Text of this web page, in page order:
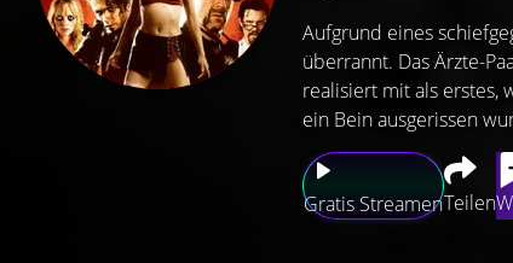
Gratis StreamenTeilen
Aufgrund eines
überrannt. Das Ärzte-
realisiert mit als erstes,
ein Bein ausgerissen